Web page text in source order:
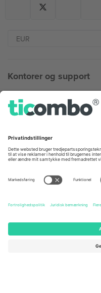
Kontorer og support
Germany
Unter den Linden 24, 10117
United States
Newark, Delaware 19713,
Regus Sofia City West, bul
Totleben 53-55, 1606 Sofia,